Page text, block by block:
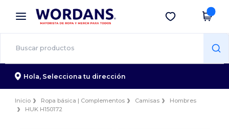
× App de Wordans
¡Mejores precios en app!
Descargar app
Hola, Selecciona tu dirección
Inicio Ropa básica | Complementos Camisas
Hombres
HUK H150172